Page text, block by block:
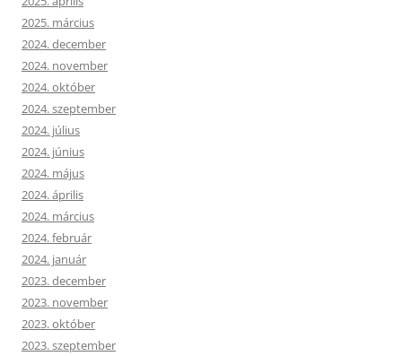
2025. március
2024. december
2024. november
2024. október
2024. szeptember
2024. július
2024. június
2024. május
2024. április
2024. március
2024. február
2024. január
2023. december
2023. november
2023. október
2023. szeptember